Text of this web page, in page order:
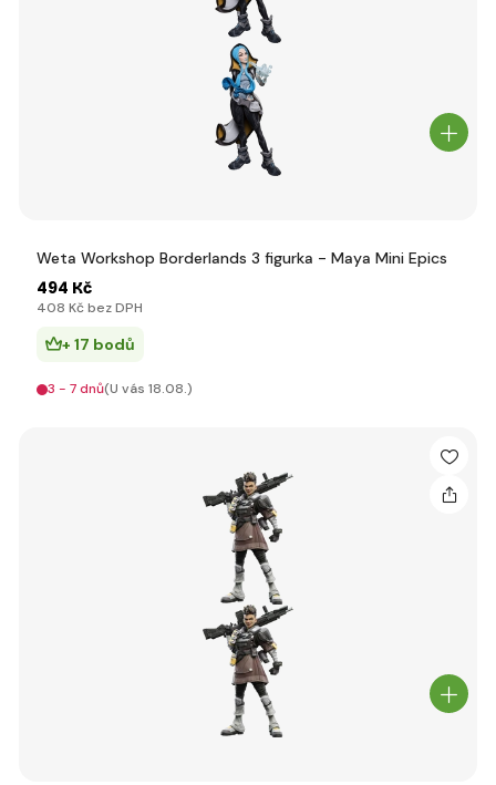
Weta Workshop Borderlands 3 figurka - Maya Mini Epics
494 Kč
408 Kč bez DPH
+ 17 bodů
3 - 7 dnů(U vás 18.08.)